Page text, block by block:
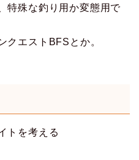
特殊な釣り用か変態用で
クエストBFSとか。
トを考える